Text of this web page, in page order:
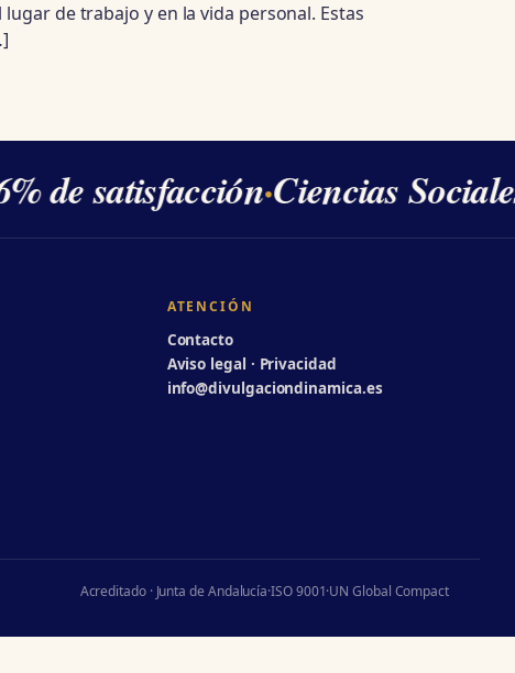
de trabajo y en la vida personal. Estas
de satisfacción·Ciencias
ATENCIÓN
Contacto
Aviso legal · Privacidad
info@divulgaciondinamica.es
Acreditado · Junta de Andalucía·ISO 9001·UN Global Compact